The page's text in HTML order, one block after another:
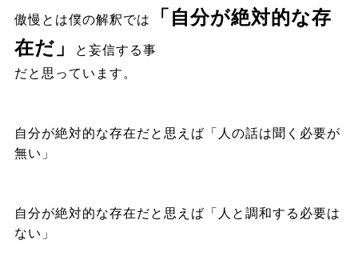
傲慢とは僕の解釈では
「自分が絶対的な存
在だ」
と妄信する事
だと思っています。
自分が絶対的な存在だと思えば「人の話は聞く必要が
無い」
自分が絶対的な存在だと思えば「人と調和する必要は
ない」